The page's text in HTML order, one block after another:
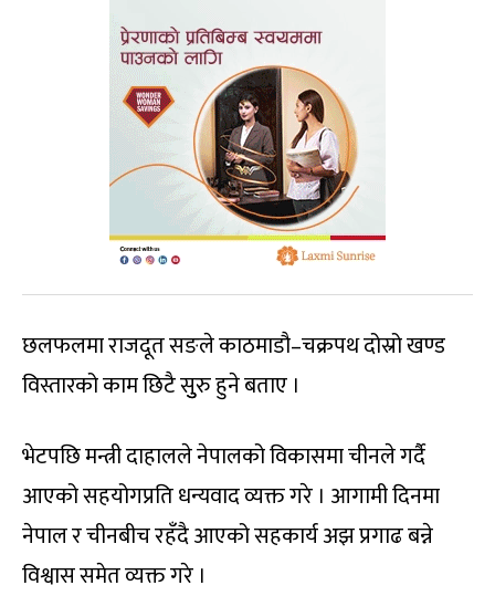
छलफलमा राजदूत सङले काठमाडौ–चक्रपथ दोस्रो खण्ड
विस्तारको काम छिटै सुुरु हुने बताए ।
भेटपछि मन्त्री दाहालले नेपालको विकासमा चीनले गर्दै
आएको सहयोगप्रति धन्यवाद व्यक्त गरे । आगामी दिनमा
नेपाल र चीनबीच रहँदै आएको सहकार्य अझ प्रगाढ बन्ने
विश्वास समेत व्यक्त गरे ।